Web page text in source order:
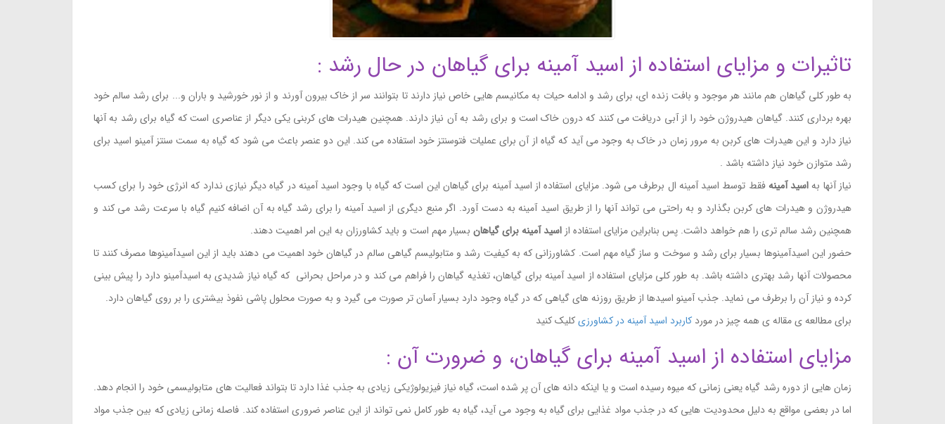
تاثیرات و مزایای استفاده از اسید آمینه برای گیاهان در حال رشد :
به طور کلی گیاهان هم مانند هر موجود و بافت زنده ای، برای رشد و ادامه حیات به مکانیسم هایی خاص نیاز دارند تا بتوانند سر از خاک بیرون آورند و از نور خورشید و باران و... برای رشد سالم خود
بهره برداری کنند. گیاهان هیدروژن خود را از آبی دریافت می کنند که درون خاک است و برای رشد به آن نیاز دارند. همچنین هیدرات های کربنی یکی دیگر از عناصری است که گیاه برای رشد به آنها
نیاز دارد و این هیدرات های کربن به مرور زمان در خاک به وجود می آید که گیاه از آن برای عملیات فتوسنتز خود استفاده می کند. این دو عنصر باعث می شود که گیاه به سمت سنتز آمینو اسید برای
رشد متوازن خود نیاز داشته باشد .
نیاز آنها بهاسید آمینهفقط توسط اسید آمینه ال برطرف می شود. مزایای استفاده از اسید آمینه برای گیاهان این است که گیاه با وجود اسید آمینه در گیاه دیگر نیازی ندارد که انرژی خود را برای کسب
هیدروژن و هیدرات های کربن بگذارد و به راحتی می تواند آنها را از طریق اسید آمینه به دست آورد. اگر منبع دیگری از اسید آمینه را برای رشد گیاه به آن اضافه کنیم گیاه با سرعت رشد می کند و
همچنین رشد سالم تری را هم خواهد داشت. پس بنابراین مزایای استفاده از اسید آمینه برای گیاهان بسیار مهم است و باید کشاورزان به این امر اهمیت دهند.
حضور این اسیدآمینوها بسیار برای رشد و سوخت و ساز گیاه مهم است. کشاورزانی که به کیفیت رشد و متابولیسم گیاهی سالم در گیاهان خود اهمیت می دهند باید از این اسیدآمینوها مصرف کنند تا
محصولات آنها رشد بهتری داشته باشد. به طور کلی مزایای استفاده از اسید آمینه برای گیاهان، تغذیه گیاهان را فراهم می کند و در مراحل بحرانی که گیاه نیاز شدیدی به اسیدآمینو دارد را پیش بینی
کرده و نیاز آن را برطرف می نماید. جذب آمینو اسیدها از طریق روزنه های گیاهی که در گیاه وجود دارد بسیار آسان تر صورت می گیرد و به صورت محلول پاشی نفوذ بیشتری را بر روی گیاهان دارد.
برای مطالعه ی مقاله ی همه چیز در مورد کاربرد اسید آمینه در کشاورزیکلیک کنید
مزایای استفاده از اسید آمینه برای گیاهان، و ضرورت آن :
زمان هایی از دوره رشد گیاه یعنی زمانی که میوه رسیده است و یا اینکه دانه های آن پر شده است، گیاه نیاز فیزیولوژیکی زیادی به جذب غذا دارد تا بتواند فعالیت های متابولیسمی خود را انجام دهد.
اما در بعضی مواقع به دلیل محدودیت هایی که در جذب مواد غذایی برای گیاه به وجود می آید، گیاه به طور کامل نمی تواند از این عناصر ضروری استفاده کند. فاصله زمانی زیادی که بین جذب مواد